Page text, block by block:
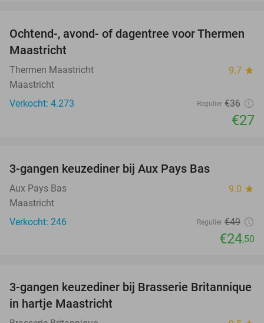
25%
Ochtend-, avond- of dagentree voor Thermen
Maastricht
Thermen Maastricht 9.7 star
Maastricht
Verkocht: 4.273
Regulier €36
€27
3-gangen keuzediner bij Aux Pays Bas
Aux Pays Bas 9.0 star
Maastricht
Verkocht: 246
Regulier €49
€24,50
43%
3-gangen keuzediner bij Brasserie Britannique
in hartje Maastricht